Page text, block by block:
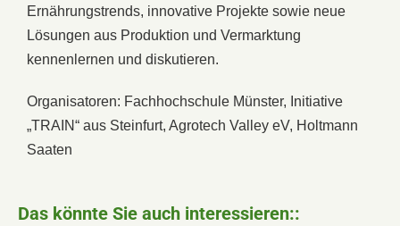
Ernährungstrends, innovative Projekte sowie neue
Lösungen aus Produktion und Vermarktung
kennenlernen und diskutieren.
Organisatoren: Fachhochschule Münster, Initiative
„TRAIN“ aus Steinfurt, Agrotech Valley eV, Holtmann
Saaten
Das könnte Sie auch interessieren::